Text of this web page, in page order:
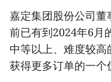
嘉定集团股份公司董
前已有到2024年6月
中等以上、难度较
获得更多订单的一个